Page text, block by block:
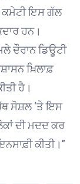
ਕਮੇਟੀ ਇਸ ਗੱਲ
ਹਨ।
ਦੌਰਾਨ ਡਿਊਟੀ
ਖ਼ਿਲਾਫ਼
ਹੈ।
ਸੋਸ਼ਲ ‘ਤੇ ਇਸ
ਦੀ ਮਦਦ ਕਰ
ਕੀਤੀ।”